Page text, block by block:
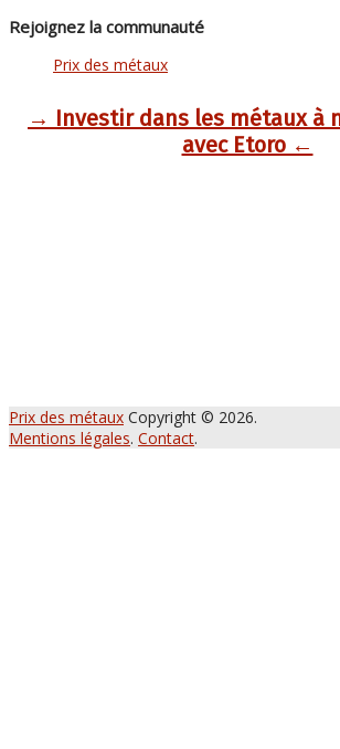
Rejoignez la communauté
Prix des métaux
→ Investir dans les métaux à
avec Etoro ←
Prix des métaux Copyright © 2026.
Mentions légales. Contact.